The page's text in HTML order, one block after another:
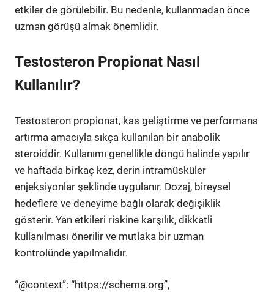
etkiler de görülebilir. Bu nedenle, kullanmadan önce
uzman görüşü almak önemlidir.
Testosteron Propionat Nasıl
Kullanılır?
Testosteron propionat, kas geliştirme ve performans
artırma amacıyla sıkça kullanılan bir anabolik
steroiddir. Kullanımı genellikle döngü halinde yapılır
ve haftada birkaç kez, derin intramüsküler
enjeksiyonlar şeklinde uygulanır. Dozaj, bireysel
hedeflere ve deneyime bağlı olarak değişiklik
gösterir. Yan etkileri riskine karşılık, dikkatli
kullanılması önerilir ve mutlaka bir uzman
kontrolünde yapılmalıdır.
“@context”: “https://schema.org”,